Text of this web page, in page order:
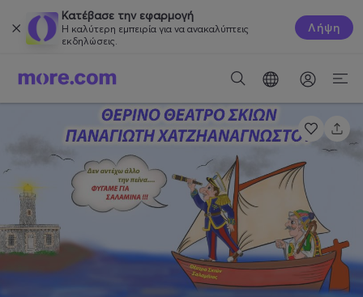
Κατέβασε την εφαρμογή
Η καλύτερη εμπειρία για να ανακαλύπτεις
εκδηλώσεις.
Λήψη